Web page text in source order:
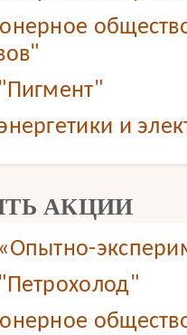
и
АКЦИИ